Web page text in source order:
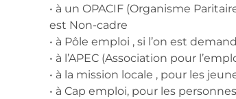
• à un OPACIF (Organisme
est Non-cadre
• à Pôle emploi , si l’on est
• à l’APEC (Association pour
• à la mission locale , pour les
• à Cap emploi, pour les